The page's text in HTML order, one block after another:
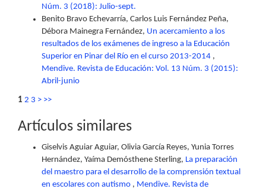
Núm. 3 (2018): Julio-sept.
Benito Bravo Echevarría, Carlos Luis Fernández Peña,
Débora Mainegra Fernández, Un acercamiento a los
resultados de los exámenes de ingreso a la Educación
Superior en Pinar del Río en el curso 2013-2014 ,
Mendive. Revista de Educación: Vol. 13 Núm. 3 (2015):
Abril-junio
1 2 3 > >>
Artículos similares
Giselvis Aguiar Aguiar, Olivia García Reyes, Yunia Torres
Hernández, Yaíma Demósthene Sterling, La preparación
del maestro para el desarrollo de la comprensión textual
en escolares con autismo , Mendive. Revista de